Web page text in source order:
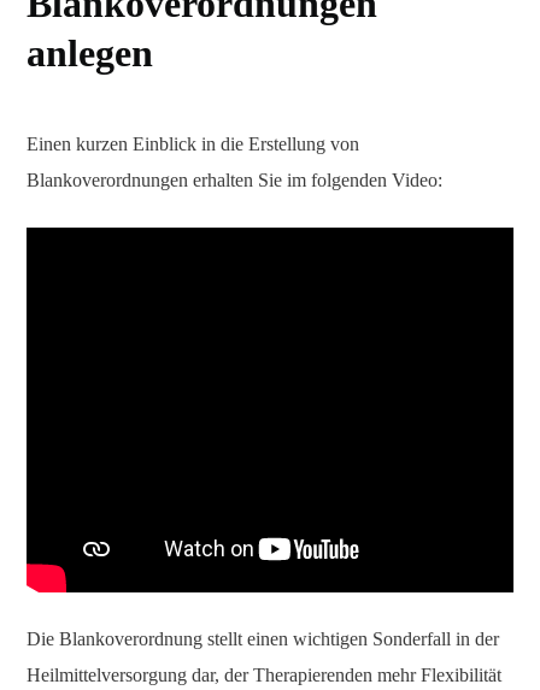
anlegen
Einen kurzen Einblick in die Erstellung von
Blankoverordnungen erhalten Sie im folgenden Video:
Die Blankoverordnung stellt einen wichtigen Sonderfall in der
Heilmittelversorgung dar, der Therapierenden mehr Flexibilität